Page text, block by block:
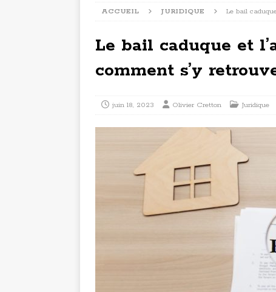
ACCUEIL JURIDIQUE Le bail
Le bail caduque et
comment s’y
juin 18, 2023 Olivier Cretton Juridique